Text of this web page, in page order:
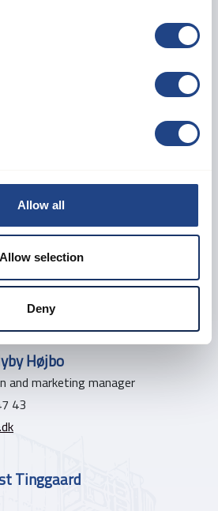
Allow all
Allow selection
Deny
anglais
Højbo
and marketing manager
43
Tinggaard